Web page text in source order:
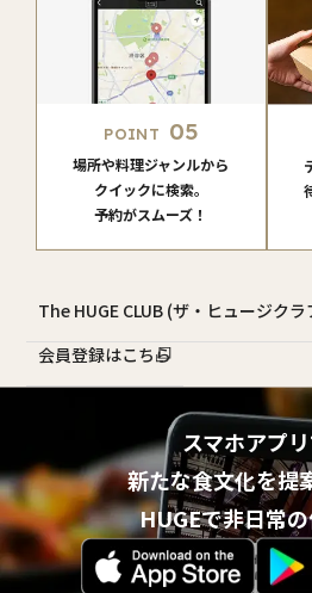
POINT 05
場所や料理ジャンルから
クイックに検索。
予約がスムーズ！
The HUGE CLUB (ザ・ヒュージク
会員登録はこちら
スマホアプ
新たな食文化を提
HUGEで非日常